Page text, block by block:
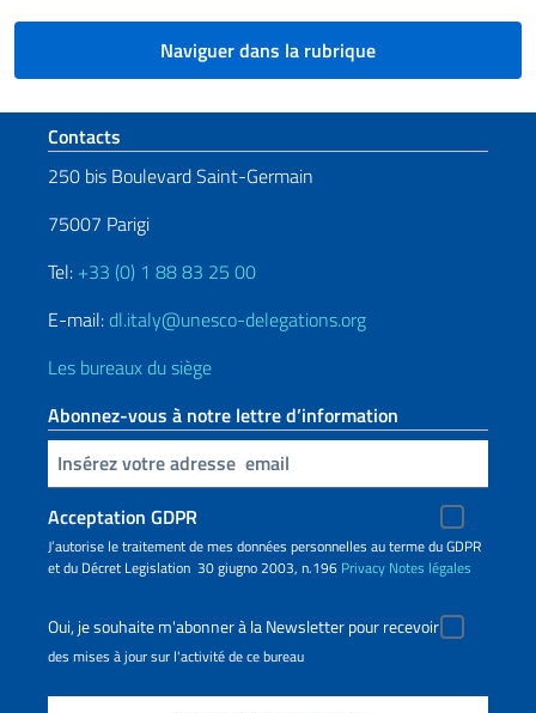
Naviguer dans la rubrique
Section de pied de page
Contacts
250 bis Boulevard Saint-Germain
75007 Parigi
Tel: +33 (0) 1 88 83 25 00
E-mail: dl.italy@unesco-delegations.org
Les bureaux du siège
Abonnez-vous à notre lettre d’information
Insert your email
Acceptation GDPR
J’autorise le traitement de mes données personnelles au terme du GDPR
et du Décret Legislation 30 giugno 2003, n.196 Privacy Notes légales
Oui, je souhaite m'abonner à la Newsletter pour recevoir
des mises à jour sur l'activité de ce bureau